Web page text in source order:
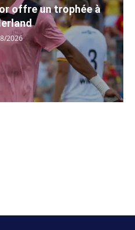
offre un trophée à
2026